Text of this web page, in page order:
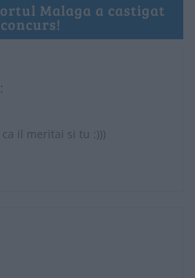
Malaga a castigat
il meritai si tu :)))